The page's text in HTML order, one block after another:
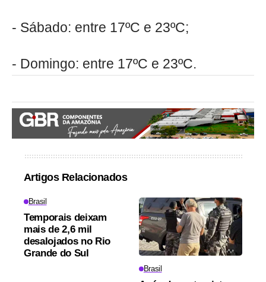
- Sábado: entre 17ºC e 23ºC;
- Domingo: entre 17ºC e 23ºC.
Artigos Relacionados
Brasil
Temporais deixam
mais de 2,6 mil
desalojados no Rio
Grande do Sul
Brasil